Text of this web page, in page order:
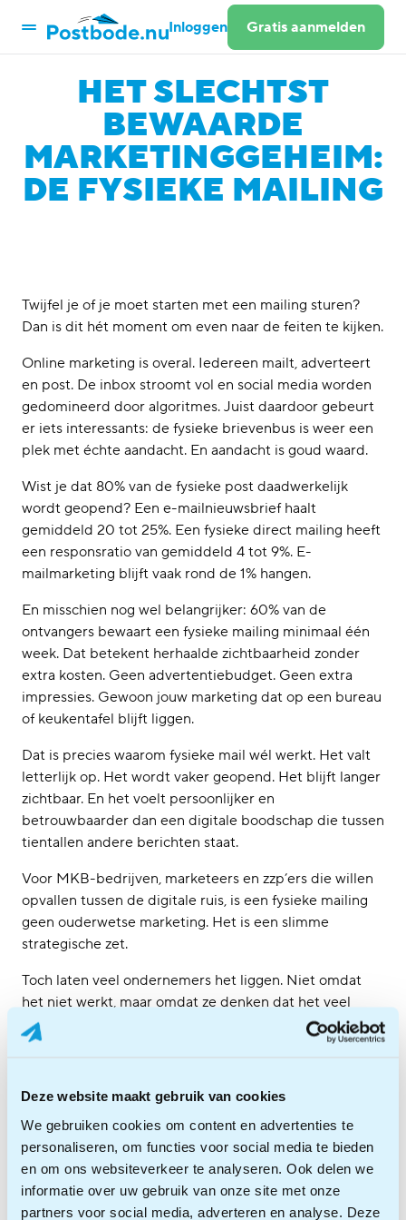
Deze website maakt gebruik van cookies
We gebruiken cookies om content en advertenties te
personaliseren, om functies voor social media te bieden
en om ons websiteverkeer te analyseren. Ook delen we
informatie over uw gebruik van onze site met onze
partners voor social media, adverteren en analyse. Deze
Post versturen
Aangetekende brief versturen
Ansichtkaart versturen
Mailings versturen
Deurwaarderservice
Retourverwerking
Postbode CLI
Oplossingen
Zorg
Overheid & gemeenten
Financieel & incasso
Vastgoed & VvE-beheer
Tarieven
Ons platform
Certificeringen
Kennisbank
Inloggen Gratis aanmelden
HET SLECHTST
BEWAARDE
MARKETINGGEHEIM:
DE FYSIEKE MAILING
Twijfel je of je moet starten met een mailing sturen?
Dan is dit hét moment om even naar de feiten te kijken.
Online marketing is overal. Iedereen mailt, adverteert
en post. De inbox stroomt vol en social media worden
gedomineerd door algoritmes. Juist daardoor gebeurt
er iets interessants: de fysieke brievenbus is weer een
plek met échte aandacht. En aandacht is goud waard.
Wist je dat 80% van de fysieke post daadwerkelijk
wordt geopend? Een e-mailnieuwsbrief haalt
gemiddeld 20 tot 25%. Een fysieke direct mailing heeft
een responsratio van gemiddeld 4 tot 9%. E-
mailmarketing blijft vaak rond de 1% hangen.
En misschien nog wel belangrijker: 60% van de
ontvangers bewaart een fysieke mailing minimaal één
week. Dat betekent herhaalde zichtbaarheid zonder
extra kosten. Geen advertentiebudget. Geen extra
impressies. Gewoon jouw marketing dat op een bureau
of keukentafel blijft liggen.
Dat is precies waarom fysieke mail wél werkt. Het valt
letterlijk op. Het wordt vaker geopend. Het blijft langer
zichtbaar. En het voelt persoonlijker en
betrouwbaarder dan een digitale boodschap die tussen
tientallen andere berichten staat.
Voor MKB-bedrijven, marketeers en zzp’ers die willen
opvallen tussen de digitale ruis, is een fysieke mailing
geen ouderwetse marketing. Het is een slimme
strategische zet.
Toch laten veel ondernemers het liggen. Niet omdat
het niet werkt, maar omdat ze denken dat het veel
gedoe is. Printer. Papier. Enveloppen. Postzegels.
Labels. Naar een brievenbus rijden. En dan ook nog
bezorgdagen. Dat hoeft dus niet!
Via Postbode.nu upload je jouw document eenvoudig
in het portaal. Wij printen het. Wij stoppen het in een
envelop. Wij regelen de frankering en bieden het aan
bij PostNL.